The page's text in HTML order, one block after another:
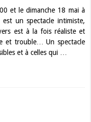
et le dimanche 18 mai à
un spectacle intimiste,
est à la fois réaliste et
et trouble… Un spectacle
et à celles qui …